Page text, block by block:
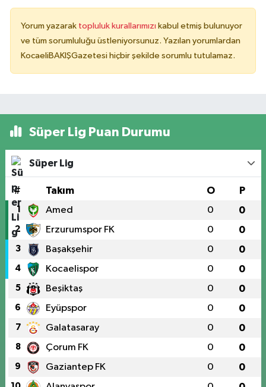
Yorum yazarak topluluk kurallarımızı kabul etmiş bulunuyor
ve tüm sorumluluğu üstleniyorsunuz. Yazılan yorumlardan
KocaeliBAKIŞGazetesi hiçbir şekilde sorumlu tutulamaz.
Süper Lig Puan Durumu
Süper Lig
# Takım O P
1 Amed 0 0
2 Erzurumspor FK 0 0
3 Başakşehir 0 0
4 Kocaelispor 0 0
5 Beşiktaş 0 0
6 Eyüpspor 0 0
7 Galatasaray 0 0
8 Çorum FK 0 0
9 Gaziantep FK 0 0